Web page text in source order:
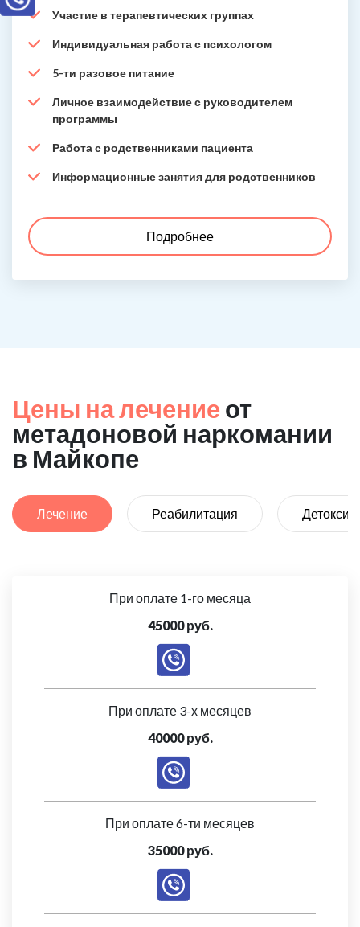
Участие в терапевтических группах
Индивидуальная работа с психологом
5-ти разовое питание
Личное взаимодействие с руководителем
программы
Работа с родственниками пациента
Информационные занятия для родственников
Подробнее
Цены на лечение от
метадоновой наркомании
в Майкопе
Лечение Реабилитация
При оплате 1-го месяца
45000 руб.
При оплате 3-х месяцев
40000 руб.
При оплате 6-ти месяцев
35000 руб.